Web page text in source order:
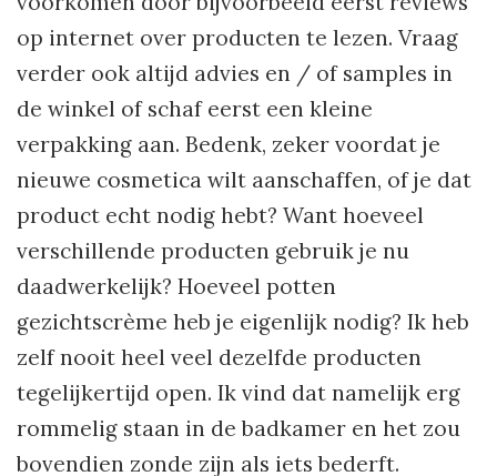
op internet over producten te lezen. Vraag
verder ook altijd advies en / of samples in
de winkel of schaf eerst een kleine
verpakking aan. Bedenk, zeker voordat je
nieuwe cosmetica wilt aanschaffen, of je dat
product echt nodig hebt? Want hoeveel
verschillende producten gebruik je nu
daadwerkelijk? Hoeveel potten
gezichtscrème heb je eigenlijk nodig? Ik heb
zelf nooit heel veel dezelfde producten
tegelijkertijd open. Ik vind dat namelijk erg
rommelig staan in de badkamer en het zou
bovendien zonde zijn als iets bederft.